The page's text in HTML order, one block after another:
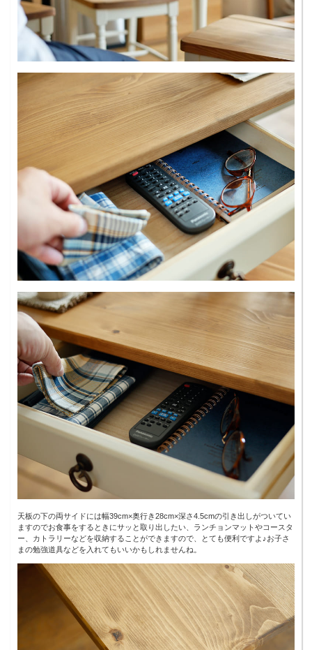
天板の下の両サイドには幅39cm×奥行き28cm×深さ4.5cmの引き出しがついてい
ますのでお食事をするときにサッと取り出したい、ランチョンマットやコースタ
ー、カトラリーなどを収納することができますので、とても便利ですよ♪お子さ
まの勉強道具などを入れてもいいかもしれませんね。